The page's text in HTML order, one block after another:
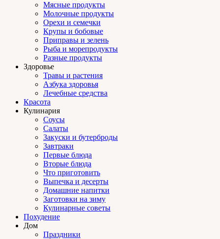
Мясные продукты
Молочные продукты
Орехи и семечки
Крупы и бобовые
Приправы и зелень
Рыба и морепродукты
Разные продукты
Здоровье
Травы и растения
Азбука здоровья
Лечебные средства
Красота
Кулинария
Соусы
Салаты
Закуски и бутерброды
Завтраки
Первые блюда
Вторые блюда
Что приготовить
Выпечка и десерты
Домашние напитки
Заготовки на зиму
Кулинарные советы
Похудение
Дом
Праздники